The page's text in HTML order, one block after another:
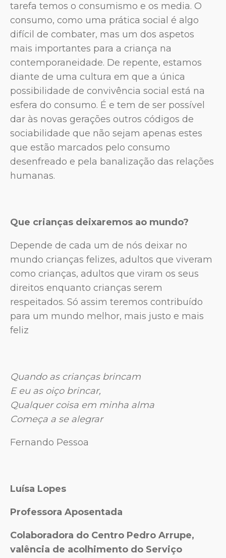
tarefa temos o consumismo e os media. O
consumo, como uma prática social é algo
difícil de combater, mas um dos aspetos
mais importantes para a criança na
contemporaneidade. De repente, estamos
diante de uma cultura em que a única
possibilidade de convivência social está na
esfera do consumo. É e tem de ser possível
dar às novas gerações outros códigos de
sociabilidade que não sejam apenas estes
que estão marcados pelo consumo
desenfreado e pela banalização das relações
humanas.
Que crianças deixaremos ao mundo?
Depende de cada um de nós deixar no
mundo crianças felizes, adultos que viveram
como crianças, adultos que viram os seus
direitos enquanto crianças serem
respeitados. Só assim teremos contribuído
para um mundo melhor, mais justo e mais
feliz
Quando as crianças brincam
E eu as oiço brincar,
Qualquer coisa em minha alma
Começa a se alegrar
Fernando Pessoa
Luísa Lopes
Professora Aposentada
Colaboradora do Centro Pedro Arrupe,
valência de acolhimento do Serviço